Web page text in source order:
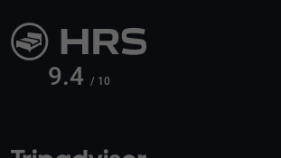
9.4 / 10